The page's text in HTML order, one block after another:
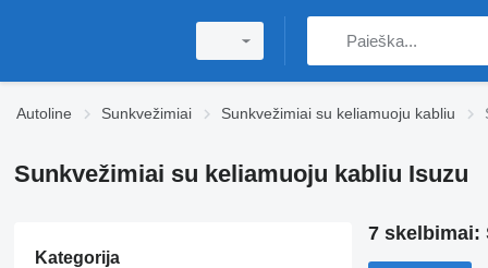
Autoline Sunkvežimiai Sunkvežimiai su keliamuoju kabliu
Sunkvežimiai su keliamuoju kabliu Isuzu
Kategorija
7 skelbimai: